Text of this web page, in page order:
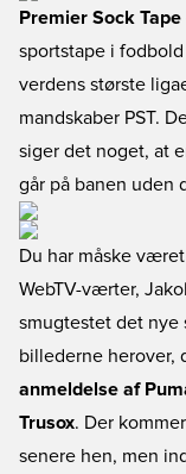
Premier Sock Tape
sportstape i
verdens største
mandskaber PST.
siger det noget, at
går på banen uden
Du har måske
WebTV-værter,
smugtestet det nye
billederne herover,
anmeldelse af
Trusox. Der
senere hen, men